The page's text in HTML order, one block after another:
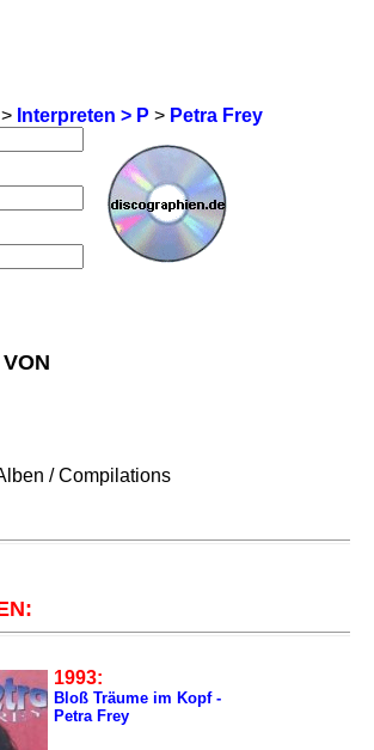
> Interpreten > P > Petra Frey
/ Compilations
1993:
Bloß Träume im Kopf -
Petra Frey